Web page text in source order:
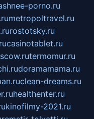
porno.ru
metropoltravel.ru
rostotsky.ru
casinotablet.ru
termomur.ru
doramamama.ru
clean-dreams.ru
healthenter.ru
kinofilmy-2021.ru